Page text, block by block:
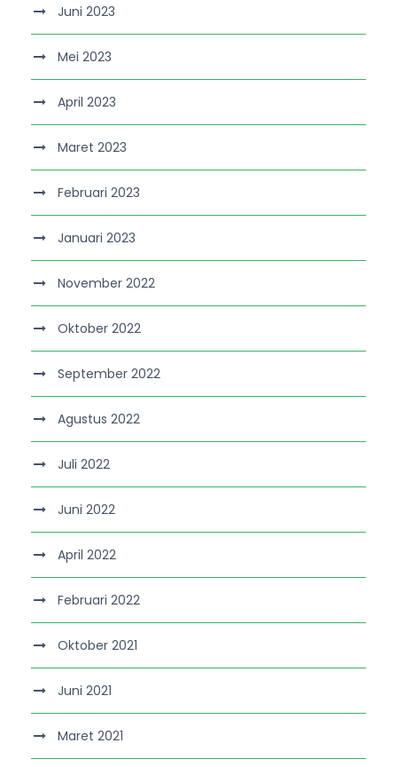
Juni 2023
Mei 2023
April 2023
Maret 2023
Februari 2023
Januari 2023
November 2022
Oktober 2022
September 2022
Agustus 2022
Juli 2022
Juni 2022
April 2022
Februari 2022
Oktober 2021
Juni 2021
Maret 2021